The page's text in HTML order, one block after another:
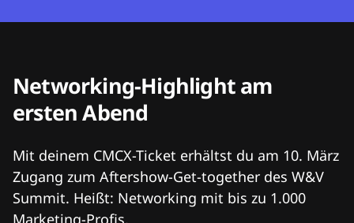
Networking-Highlight am
ersten Abend
Mit deinem CMCX-Ticket erhältst du am 10. März
Zugang zum Aftershow-Get-together des W&V
Summit. Heißt: Networking mit bis zu 1.000
Marketing-Profis.